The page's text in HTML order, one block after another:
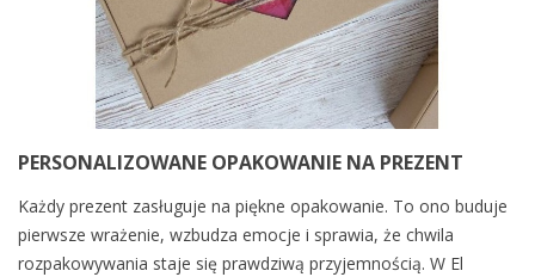
PERSONALIZOWANE OPAKOWANIE NA PREZENT
Każdy prezent zasługuje na piękne opakowanie. To ono buduje
pierwsze wrażenie, wzbudza emocje i sprawia, że chwila
rozpakowywania staje się prawdziwą przyjemnością. W El